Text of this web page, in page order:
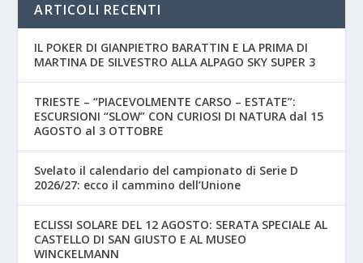
ARTICOLI RECENTI
IL POKER DI GIANPIETRO BARATTIN E LA PRIMA DI
MARTINA DE SILVESTRO ALLA ALPAGO SKY SUPER 3
TRIESTE – “PIACEVOLMENTE CARSO – ESTATE”:
ESCURSIONI “SLOW” CON CURIOSI DI NATURA dal 15
AGOSTO al 3 OTTOBRE
Svelato il calendario del campionato di Serie D
2026/27: ecco il cammino dell’Unione
ECLISSI SOLARE DEL 12 AGOSTO: SERATA SPECIALE AL
CASTELLO DI SAN GIUSTO E AL MUSEO
WINCKELMANN